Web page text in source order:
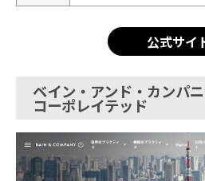
公式サイ
ベイン・アンド・カンパ
コーポレイテッド